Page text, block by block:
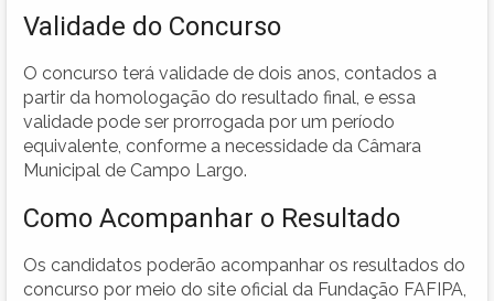
Validade do Concurso
O concurso terá validade de dois anos, contados a
partir da homologação do resultado final, e essa
validade pode ser prorrogada por um período
equivalente, conforme a necessidade da Câmara
Municipal de Campo Largo.
Como Acompanhar o Resultado
Os candidatos poderão acompanhar os resultados do
concurso por meio do site oficial da Fundação FAFIPA,